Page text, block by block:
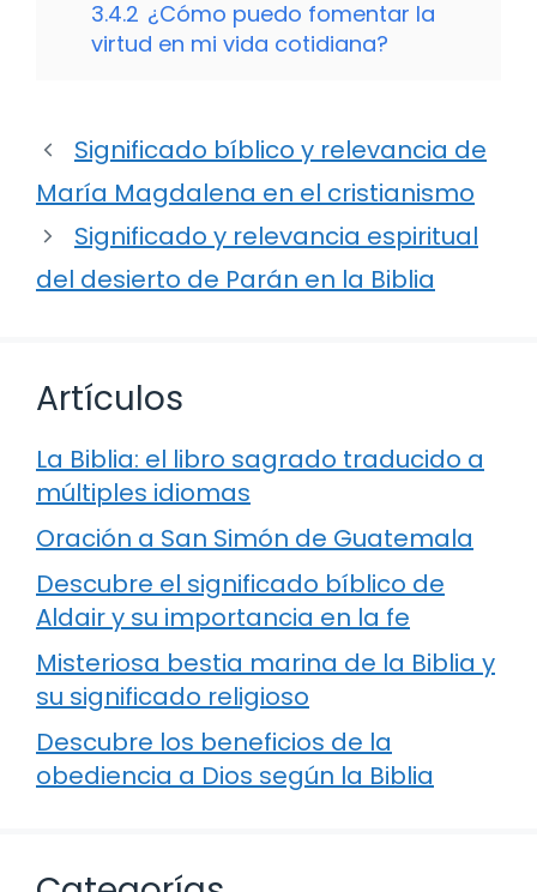
3.4.2 ¿Cómo puedo fomentar la
virtud en mi vida cotidiana?
Significado bíblico y relevancia de
María Magdalena en el cristianismo
Significado y relevancia espiritual
del desierto de Parán en la Biblia
Artículos
La Biblia: el libro sagrado traducido a
múltiples idiomas
Oración a San Simón de Guatemala
Descubre el significado bíblico de
Aldair y su importancia en la fe
Misteriosa bestia marina de la Biblia y
su significado religioso
Descubre los beneficios de la
obediencia a Dios según la Biblia